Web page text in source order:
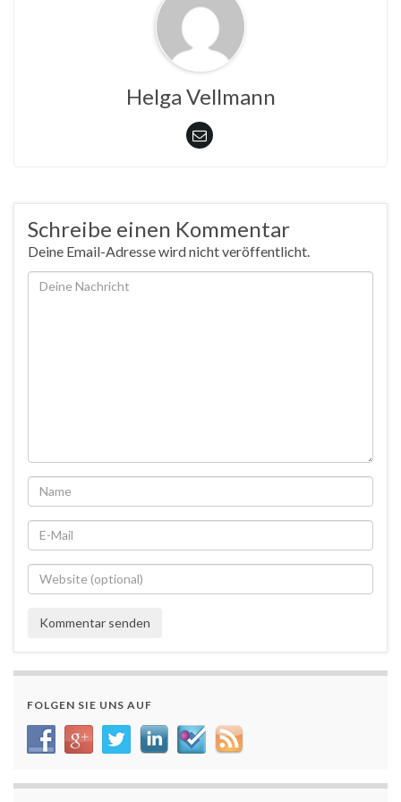
Helga Vellmann
Schreibe einen Kommentar
Deine Email-Adresse wird nicht veröffentlicht.
FOLGEN SIE UNS AUF